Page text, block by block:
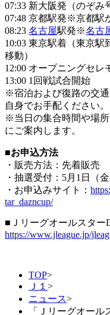
07:33 新大阪発（のぞみ
07:48 京都駅発※京都駅
08:23 名古屋駅発※名古
10:03 東京駅着（東京
移動）
12:00 オープニングセレ
13:00 1回戦試合開始
※宿泊および復路の交
自身でお手配ください。
※当日の集合時間や場
にご案内します。
■お申込方法
・販売方法：先着販売
・抽選受付：5月1日（
・お申込みサイト：
tar_dazncup/
■Ｊリーグオールスター
https://www.jleague.jp/
TOP>
Ｊ１ >
ニュース>
「Ｊリーグオー